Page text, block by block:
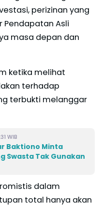
perizinan yang
Asli
masa depan dan
ketika melihat
terhadap
terbukti melanggar
WIB
Baktiono Minta
Swasta Tak Gunakan
dalam
total hanya akan